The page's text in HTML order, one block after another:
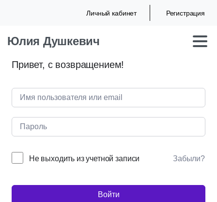
Личный кабинет Регистрация
Юлия Душкевич
Привет, с возвращением!
Не выходить из учетной записи Забыли?
Войти